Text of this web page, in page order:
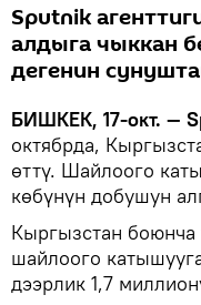
Sputnik
алдыга чыккан
дегенин
БИШКЕК, 17-окт. —
октябрда,
өттү. Шайлоого
көбүнүн добушун
Кыргызстан
шайлоого
дээрлик 1,7